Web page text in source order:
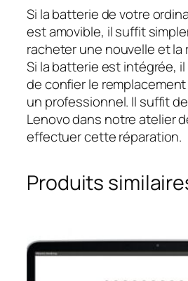
Si la batterie de votre
est amovible, il suffit
racheter une nouvelle et la
Si la batterie est intégrée,
de confier le
un professionnel. Il suffit
Lenovo dans notre atelier
effectuer cette réparation.
Produits